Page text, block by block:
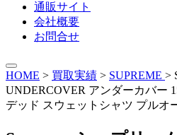
通販サイト
会社概要
お問合せ
HOME > 買取実績 > SUPREME >
UNDERCOVER アンダーカバー
デッド スウェットシャツ プルオ